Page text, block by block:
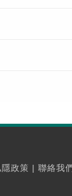
隱政策 | 聯絡我